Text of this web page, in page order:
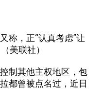
称，正“认真考虑”让
美联社）
制其他主权地区，包
都曾被点名过，近日